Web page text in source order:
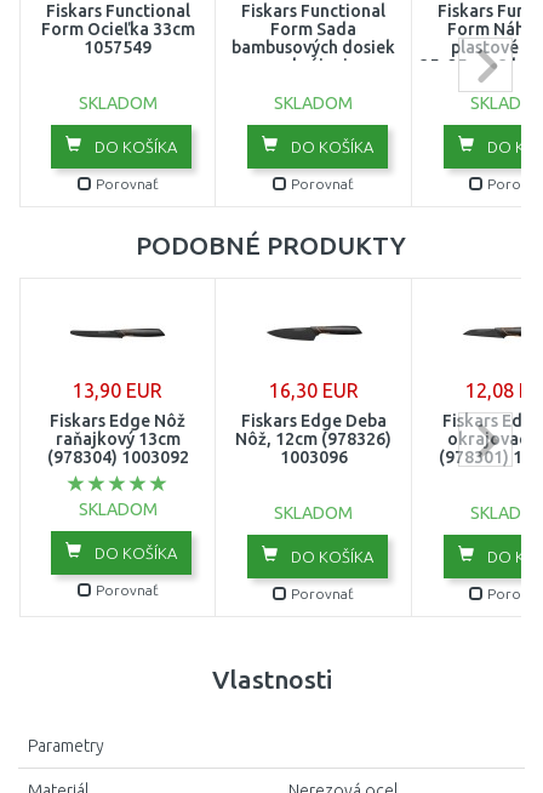
Fiskars Functional
Form Ocieľka 33cm
1057549
SKLADOM
DO KOŠÍKA
Porovnať
Fiskars Functional
Form Sada
bambusových dosiek
na krájanie
SKLADOM
DO KOŠÍKA
Porovnať
Fiskars
Form
plastové
35x25cm, 3 ks
DO
PODOBNÉ PRODUKTY
13,90 EUR
Fiskars Edge Nôž
raňajkový 13cm
(978304) 1003092
SKLADOM
DO KOŠÍKA
Porovnať
16,30 EUR
Fiskars Edge Deba
Nôž, 12cm (978326)
1003096
SKLADOM
DO KOŠÍKA
Porovnať
12,08
Fiskars
okrajovací,
(978301)
DO
Vlastnosti
Parametry